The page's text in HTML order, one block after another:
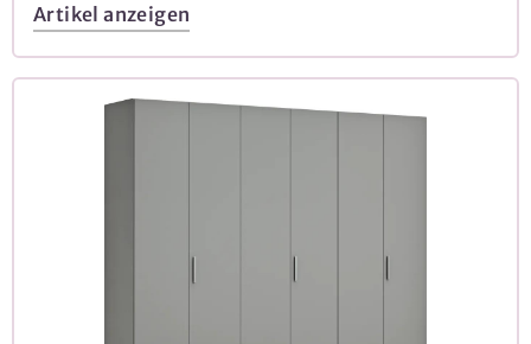
Artikel anzeigen